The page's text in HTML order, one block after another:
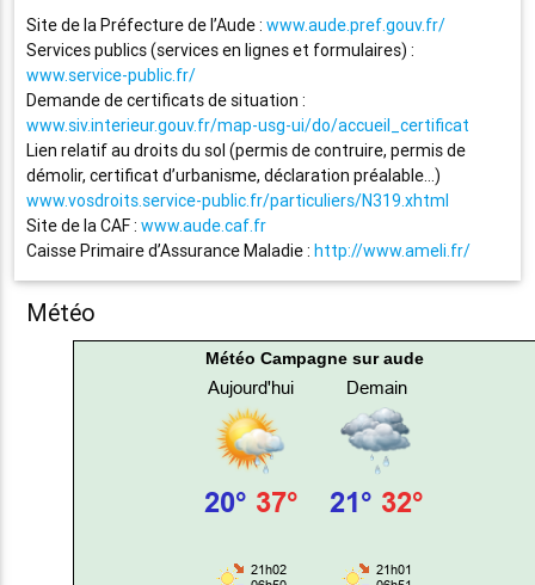
Site de la Préfecture de l’Aude :www.aude.pref.gouv.fr/
Services publics (services en lignes et formulaires) :
www.service-public.fr/
Demande de certificats de situation :
www.siv.interieur.gouv.fr/map-usg-ui/do/accueil_certificat
Lien relatif au droits du sol (permis de contruire, permis de
démolir, certificat d’urbanisme, déclaration préalable…)
www.vosdroits.service-public.fr/particuliers/N319.xhtml
Site de la CAF :www.aude.caf.fr
Caisse Primaire d’Assurance Maladie : http://www.ameli.fr/
Météo
Météo Campagne sur aude